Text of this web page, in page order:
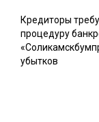
Кредиторы
процедуру
убытков